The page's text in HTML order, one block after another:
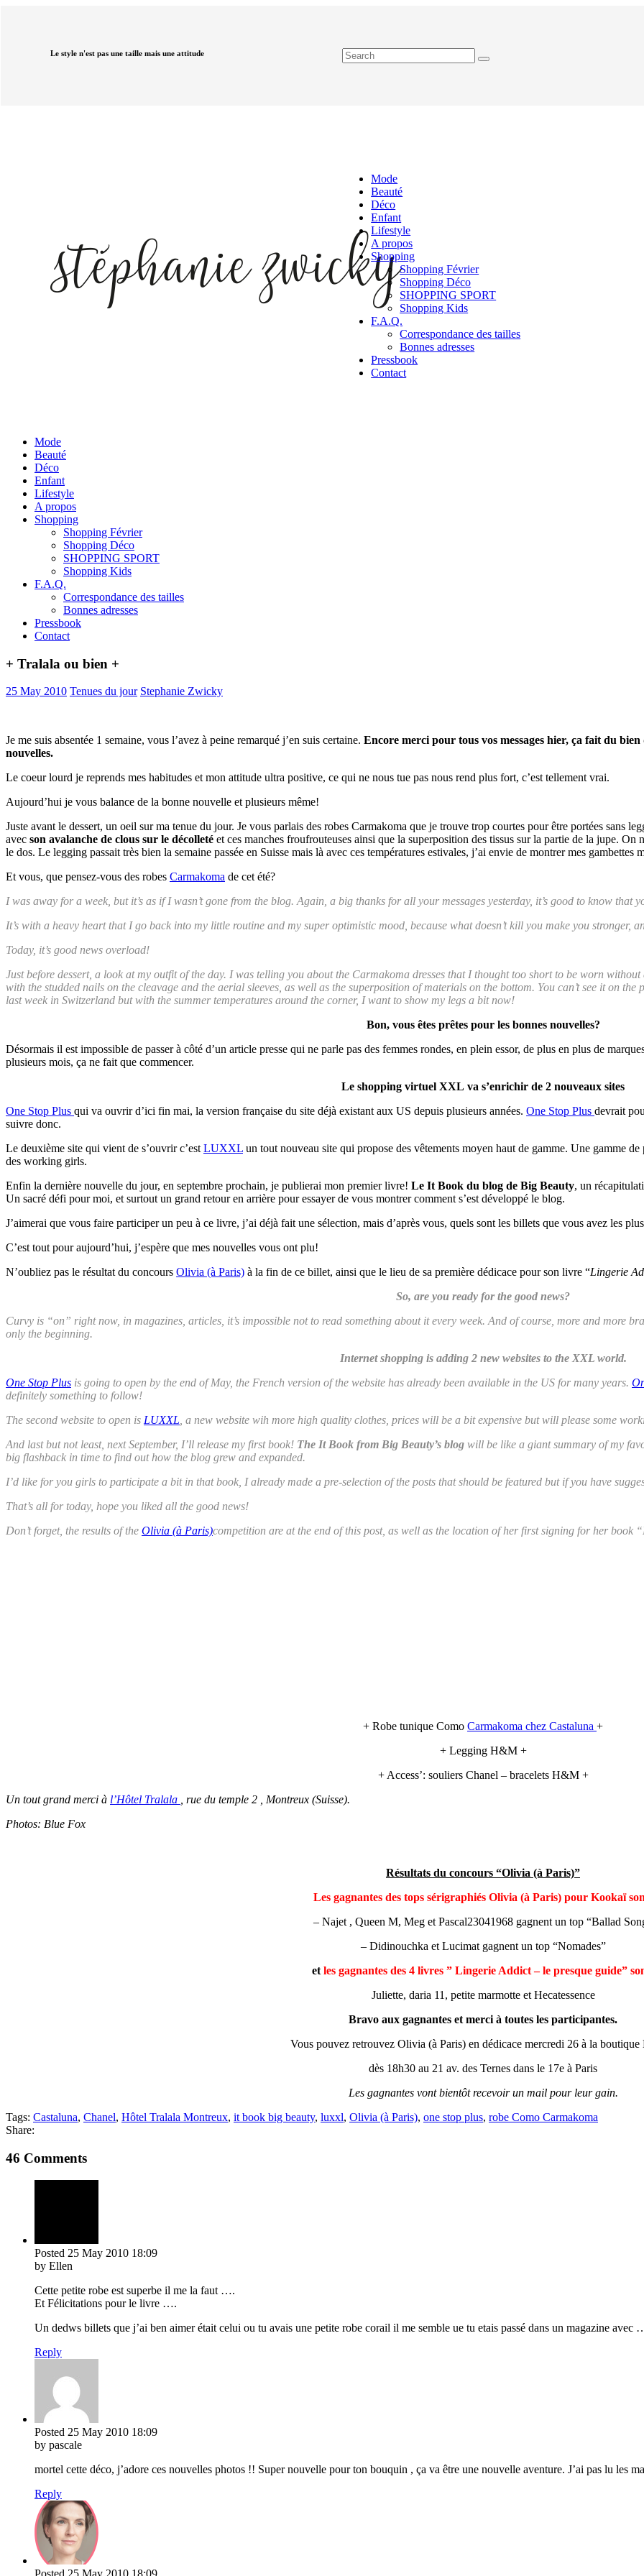
Le style n'est pas une taille mais une attitude
Mode
Beauté
Déco
Enfant
Lifestyle
A propos
Shopping
Shopping Février
Shopping Déco
SHOPPING SPORT
Shopping Kids
F.A.Q.
Correspondance des tailles
Bonnes adresses
Pressbook
Contact
Mode
Beauté
Déco
Enfant
Lifestyle
A propos
Shopping
Shopping Février
Shopping Déco
SHOPPING SPORT
Shopping Kids
F.A.Q.
Correspondance des tailles
Bonnes adresses
Pressbook
Contact
+ Tralala ou bien +
25 May 2010 Tenues du jour Stephanie Zwicky
Je me suis absentée 1 semaine, vous l’avez à peine remarqué j’en suis certaine. Encore merci pour tous vos messages hier, ça fait du
nouvelles.
Le coeur lourd je reprends mes habitudes et mon attitude ultra positive, ce qui ne nous tue pas nous rend plus fort, c’est tellement vrai.
Aujourd’hui je vous balance de la bonne nouvelle et plusieurs même!
Juste avant le dessert, un oeil sur ma tenue du jour. Je vous parlais des robes Carmakoma que je trouve trop courtes pour être portées sans
avec son avalanche de clous sur le décolleté et ces manches froufrouteuses ainsi que la superposition des tissus sur la partie de la jupe.
le dos. Le legging passait très bien la semaine passée en Suisse mais là avec ces températures estivales, j’ai envie de montrer mes gambettes
Et vous, que pensez-vous des robes Carmakoma de cet été?
I was away for a week, but it’s as if I wasn’t gone from the blog. Again, a big thanks for all your messages yesterday, it’s good to know that
It’s with a heavy heart that I go back into my little routine and my super optimistic mood, because what doesn’t kill you make you stronger,
Today, it’s good news overload!
Just before dessert, a look at my outfit of the day. I was telling you about the Carmakoma dresses that I thought too short to be worn
with the studded nails on the cleavage and the aerial sleeves, as well as the superposition of materials on the bottom. You can’t see it on
last week in Switzerland but with the summer temperatures around the corner, I want to show my legs a bit now!
Bon, vous êtes prêtes pour les bonnes nouvelles?
Désormais il est impossible de passer à côté d’un article presse qui ne parle pas des femmes rondes, en plein essor, de plus en plus de
plusieurs mois, ça ne fait que commencer.
Le shopping virtuel XXL va s’enrichir de 2 nouveaux sites
One Stop Plus qui va ouvrir d’ici fin mai, la version française du site déjà existant aux US depuis plusieurs années. One Stop Plus devrait
suivre donc.
Le deuxième site qui vient de s’ouvrir c’est LUXXL un tout nouveau site qui propose des vêtements moyen haut de gamme. Une gamme
des working girls.
Enfin la dernière nouvelle du jour, en septembre prochain, je publierai mon premier livre! Le It Book du blog de Big Beauty, un
Un sacré défi pour moi, et surtout un grand retour en arrière pour essayer de vous montrer comment s’est développé le blog.
J’aimerai que vous faire participer un peu à ce livre, j’ai déjà fait une sélection, mais d’après vous, quels sont les billets que vous avez les
C’est tout pour aujourd’hui, j’espère que mes nouvelles vous ont plu!
N’oubliez pas le résultat du concours Olivia (à Paris) à la fin de ce billet, ainsi que le lieu de sa première dédicace pour son livre “Lingerie
So, are you ready for the good news?
Curvy is “on” right now, in magazines, articles, it’s impossible not to read something about it every week. And of course, more and more
only the beginning.
Internet shopping is adding 2 new websites to the XXL world.
One Stop Plus is going to open by the end of May, the French version of the website has already been available in the US for many years.
definitely something to follow!
The second website to open is LUXXL , a new website wih more high quality clothes, prices will be a bit expensive but will please some
And last but not least, next September, I’ll release my first book! The It Book from Big Beauty’s blog will be like a giant summary of my
big flashback in time to find out how the blog grew and expanded.
I’d like for you girls to participate a bit in that book, I already made a pre-selection of the posts that should be featured but if you have
That’s all for today, hope you liked all the good news!
Don’t forget, the results of the Olivia (à Paris)competition are at the end of this post, as well as the location of her first signing for her book
+ Robe tunique Como Carmakoma chez Castaluna +
+ Legging H&M +
+ Access’: souliers Chanel – bracelets H&M +
Un tout grand merci à l’Hôtel Tralala
, rue du temple 2 , Montreux (Suisse).
Photos: Blue Fox
Résultats du concours “Olivia (à Paris)”
Les gagnantes des tops sérigraphiés Olivia (à Paris) pour Kookaï
– Najet , Queen M, Meg et Pascal23041968 gagnent un top “Ballad
– Didinouchka et Lucimat gagnent un top “Nomades”
et les gagnantes des 4 livres ” Lingerie Addict – le presque guide”
Juliette, daria 11, petite marmotte et Hecatessence
Bravo aux gagnantes et merci à toutes les participantes.
Vous pouvez retrouvez Olivia (à Paris) en dédicace mercredi 26 à la
dès 18h30 au 21 av. des Ternes dans le 17e à Paris
Les gagnantes vont bientôt recevoir un mail pour leur gain.
Tags: Castaluna, Chanel, Hôtel Tralala Montreux, it book big beauty, luxxl, Olivia (à Paris), one stop plus, robe Como Carmakoma
Share:
46 Comments
Posted 25 May 2010 18:09
by Ellen
Cette petite robe est superbe il me la faut ….
Et Félicitations pour le livre ….
Un dedws billets que j’ai ben aimer était celui ou tu avais une petite robe corail il me semble ue tu etais passé dans un magazine avec
Reply
Posted 25 May 2010 18:09
by pascale
mortel cette déco, j’adore ces nouvelles photos !! Super nouvelle pour ton bouquin , ça va être une nouvelle aventure. J’ai pas lu les
Reply
Posted 25 May 2010 18:09